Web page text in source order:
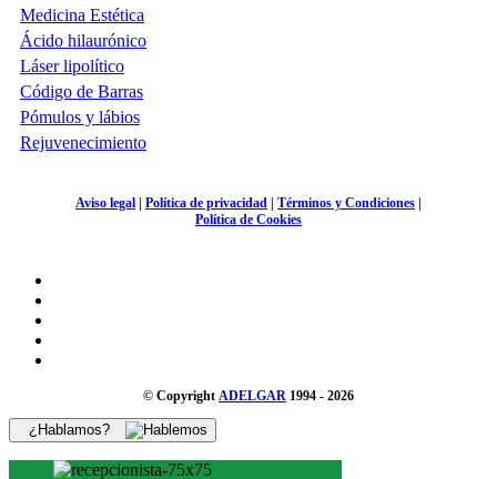
Medicina Estética
Ácido hilaurónico
Láser lipolítico
Código de Barras
Pómulos y lábios
Rejuvenecimiento
Aviso legal | Política de privacidad | Términos y Condiciones |
Política de Cookies
© Copyright ADELGAR 1994 - 2026
¿Hablamos?